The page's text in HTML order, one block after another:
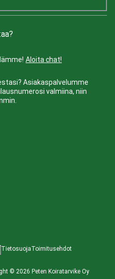
Aloita chat!
Asiakaspalvelumme
valmiina, niin
© 2026 Peten Koiratarvike Oy
TietosuojaToimitusehdot